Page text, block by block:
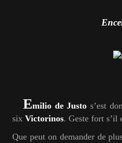
Emilio de Justo s’est
six Victorinos. Geste fort s’il
Que peut on demander de